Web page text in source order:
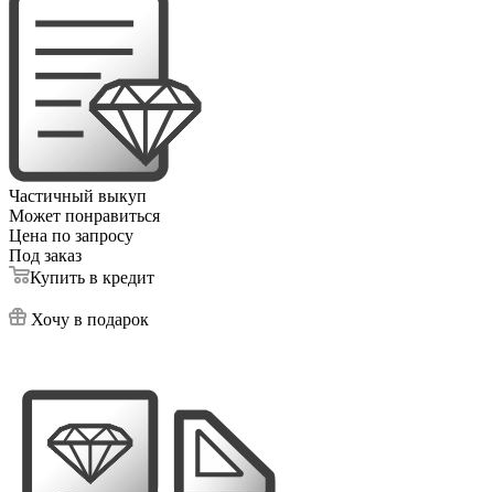
Частичный выкуп
Может понравиться
Цена по запросу
Под заказ
Купить в кредит
Хочу в подарок